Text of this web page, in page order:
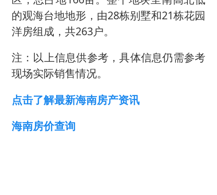
郑丽文：台湾从来没有“独立”过
网传《披荆斩棘2026》名单
的观海台地地形，由28栋别墅和21栋花园
洋房组成，共263户。
注：以上信息供参考，具体信息仍需参考
现场实际销售情况。
点击了解最新海南房产资讯
海南房价查询